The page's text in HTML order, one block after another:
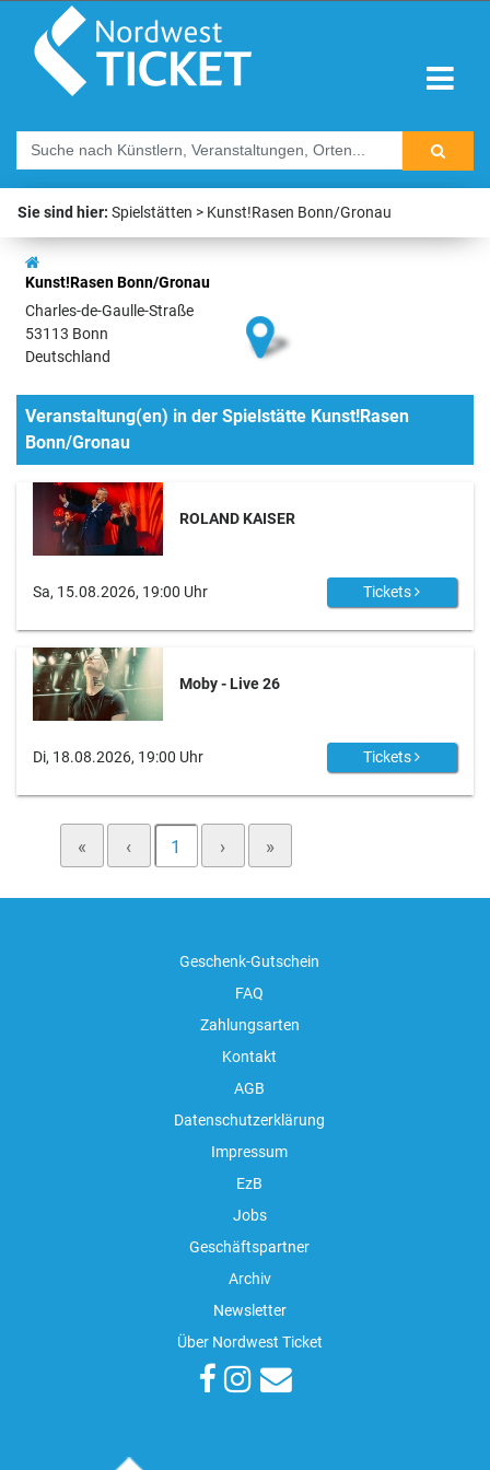
Sie sind hier: Spielstätten Kunst!Rasen Bonn/Gronau
Kunst!Rasen Bonn/Gronau
Charles-de-Gaulle-Straße
53113 Bonn
Deutschland
Veranstaltung(en) in der Spielstätte Kunst!Rasen
Bonn/Gronau
ROLAND KAISER
Sa, 15.08.2026, 19:00 Uhr Tickets
Moby - Live 26
Di, 18.08.2026, 19:00 Uhr Tickets
« ‹ 1 › »
Geschenk-Gutschein
FAQ
Zahlungsarten
Kontakt
AGB
Datenschutzerklärung
Impressum
EzB
Jobs
Geschäftspartner
Archiv
Newsletter
Über Nordwest Ticket